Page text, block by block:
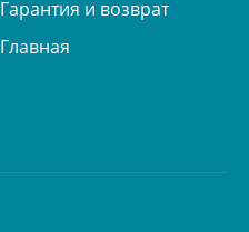
Гарантия и возврат
Главная